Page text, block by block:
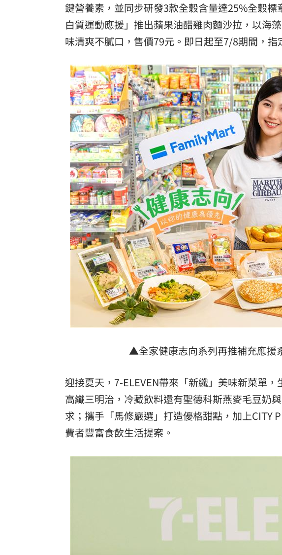
鍵營養素，並同步研發3款全穀含量達25%全穀
白質運動應援」推出蘋果油醋雞肉麵沙拉，以海
味清爽不膩口，售價79元。即日起至7/8期間，指
▲全家健康志向系列再推補充應援
迎接夏天， 7-ELEVEN帶來「新纖」美味新菜單
高纖三明治，冷藏飲料還有聖德科斯燕麥毛豆奶
求；攜手「馬修嚴選」打造優格甜點，加上CITY
費者豐富食飲生活提案。